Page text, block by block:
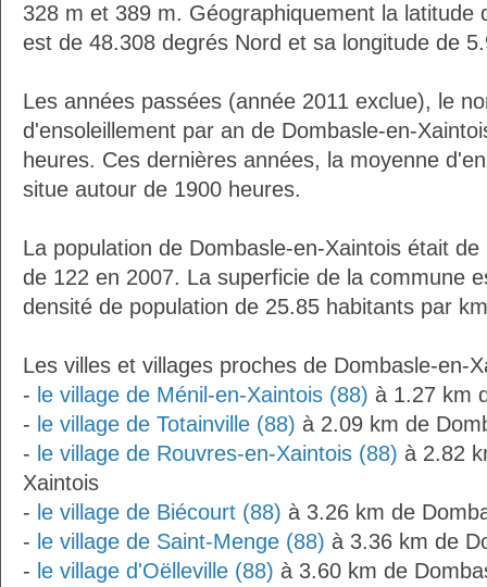
328 m et 389 m. Géographiquement la latitude
est de 48.308 degrés Nord et sa longitude de
Les années passées (année 2011 exclue), le
d'ensoleillement par an de Dombasle-en-
heures. Ces dernières années, la moyenne
situe autour de 1900 heures.
La population de Dombasle-en-Xaintois était
de 122 en 2007. La superficie de la commune
densité de population de 25.85 habitants par
Les villes et villages proches de Dombasle-en-
- le village de Ménil-en-Xaintois (88) à 1.27 km
- le village de Totainville (88) à 2.09 km de
- le village de Rouvres-en-Xaintois (88) à 2.82
Xaintois
- le village de Biécourt (88) à 3.26 km de
- le village de Saint-Menge (88) à 3.36 km de
- le village d'Oëlleville (88) à 3.60 km de